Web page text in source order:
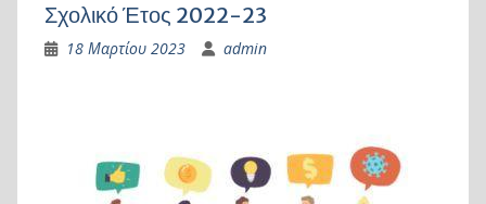
Σχολικό Έτος 2022-23
18 Μαρτίου 2023 admin